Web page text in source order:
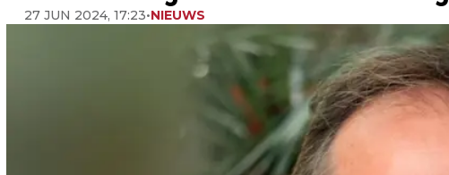
27 JUN 2024, 17:23•NIEUWS